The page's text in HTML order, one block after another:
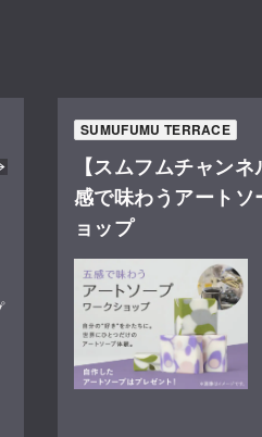
【スムフムチャン
感で味わうアート
ョップ
SUMUFUMU TERRACE